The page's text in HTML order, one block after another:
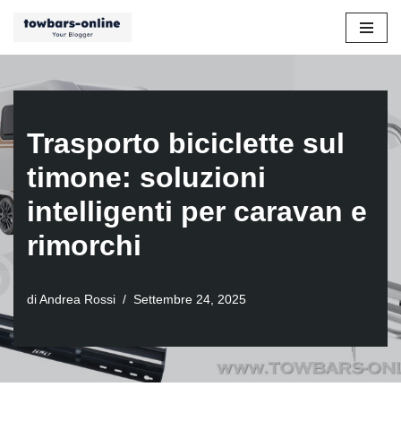
contenuto
Trasporto biciclette sul
timone: soluzioni
intelligenti per caravan e
rimorchi
di Andrea Rossi Settembre 24, 2025